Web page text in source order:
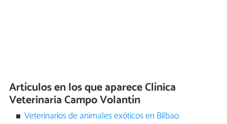
Artículos en los que aparece Clínica
Veterinaria Campo Volantín
Veterinarios de animales exóticos en Bilbao